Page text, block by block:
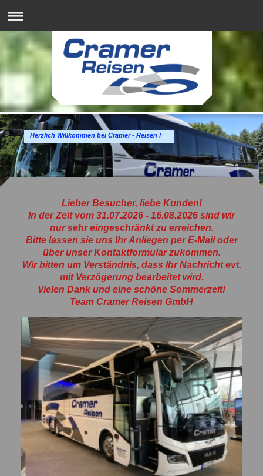
Herzlich Willkommen bei Cramer - Reisen !
Lieber Besucher, liebe Kunden!
In der Zeit vom 31.07.2026 - 16.08.2026 sind wir
nur sehr eingeschränkt zu erreichen.
Bitte lassen sie uns Ihr Anliegen per E-Mail oder
über unser Kontaktformular zukommen.
Wir bitten um Verständnis, dass Ihr Nachricht evt.
mit Verzögerung bearbeitet wird.
Vielen Dank und eine schöne Sommerzeit!
Team Cramer Reisen GmbH